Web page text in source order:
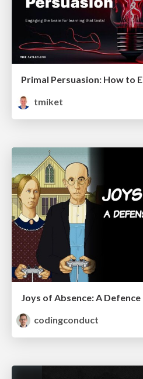
tmiket
Joys of Absence: A
codingconduct